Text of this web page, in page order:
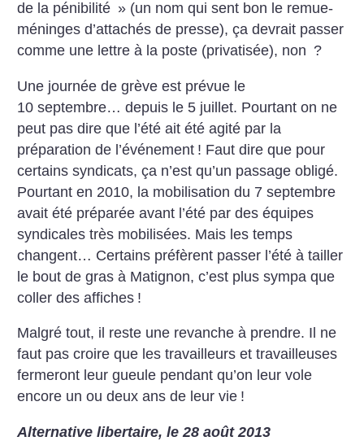
de la pénibilité » (un nom qui sent bon le remue-
méninges d’attachés de presse), ça devrait passer
comme une lettre à la poste (privatisée), non ?
Une journée de grève est prévue le
10 septembre… depuis le 5 juillet. Pourtant on ne
peut pas dire que l’été ait été agité par la
préparation de l’événement ! Faut dire que pour
certains syndicats, ça n’est qu’un passage obligé.
Pourtant en 2010, la mobilisation du 7 septembre
avait été préparée avant l’été pardes équipes
syndicales très mobilisées. Mais les temps
changent… Certains préfèrent passer l’étéà tailler
le bout de gras à Matignon, c’est plus sympa que
coller des affiches !
Malgré tout, il reste une revanche à prendre. Il ne
faut pas croire que les travailleurs et travailleuses
fermeront leur gueule pendant qu’on leur vole
encore un ou deux ansde leur vie !
Alternative libertaire, le 28 août 2013